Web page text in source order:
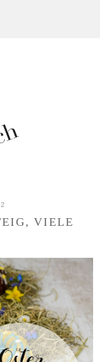
VIELE